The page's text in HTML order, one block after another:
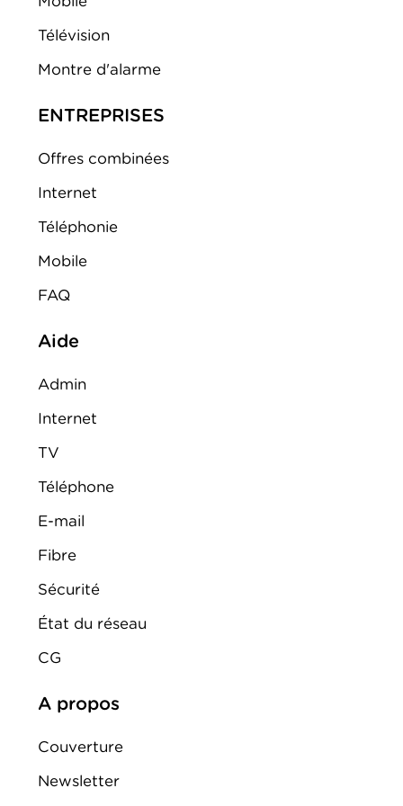
Télévision
Montre d'alarme
ENTREPRISES
Offres combinées
Internet
Téléphonie
Mobile
FAQ
Aide
Admin
Internet
TV
Téléphone
E-mail
Fibre
Sécurité
État du réseau
CG
A propos
Couverture
Newsletter